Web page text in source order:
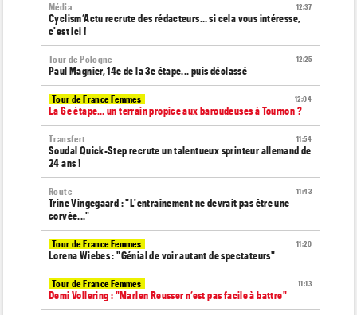
12:37
Média
Cyclism’Actu recrute des rédacteurs… si cela vous intéresse,
c'est ici !
12:25
Tour de Pologne
Paul Magnier, 14e de la 3e étape... puis déclassé
12:04
Tour de France Femmes
La 6e étape… un terrain propice aux baroudeuses à Tournon ?
11:54
Transfert
Soudal Quick-Step recrute un talentueux sprinteur allemand de
24 ans !
11:43
Route
Trine Vingegaard : "L'entraînement ne devrait pas être une
corvée..."
11:20
Tour de France Femmes
Lorena Wiebes : "Génial de voir autant de spectateurs"
11:13
Tour de France Femmes
Demi Vollering : "Marlen Reusser n’est pas facile à battre"